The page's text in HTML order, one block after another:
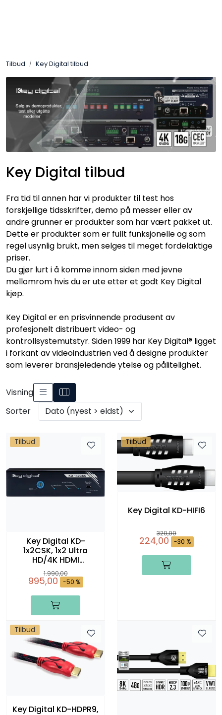
Tilbud Key Digital tilbud
Key Digital tilbud
Fra tid til annen har vi produkter til test hos
forskjellige tidsskrifter, demo på messer eller av
andre grunner er produkter som har vært pakket ut.
Dette er produkter som er fullt funksjonelle og som
regel usynlig brukt, men selges til meget fordelaktige
priser.
Du gjør lurt i å komme innom siden med jevne
mellomrom hvis du er ute etter et godt Key Digital
kjøp.
Key Digital er en prisvinnende produsent av
profesjonelt distribuert video- og
kontrollsystemutstyr. Siden 1999 har Key Digital® ligget
i forkant av videoindustrien ved å designe produkter
som leverer bransjeledende ytelse og pålitelighet.
Visning
Sorter
Tilbud
Key Digital KD-
1x2CSK, 1x2 Ultra
HD/4K HDMI
Distribution Amplifier
*
1.990,00
995,00 -50 %
Tilbud
Key Digital KD-HIFI6
320,00
224,00 -30 %
Tilbud
Key Digital KD-HDPR9,
SONOS
Smarthus
Stereo
Høyttalere
Kabler
Nettverk
Tilbehør
Merker